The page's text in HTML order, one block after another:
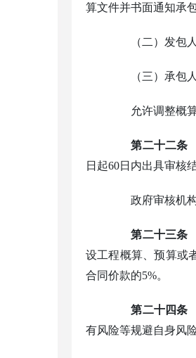
算文件并书面通知承
（二）发包人
（三）承包人
允许调整概算
第二十二条
日起60日内出具审核
政府审核机构
第二十三条
设工程概算、预算或
合同价款的5%。
第二十四条
有风险等规避自身风